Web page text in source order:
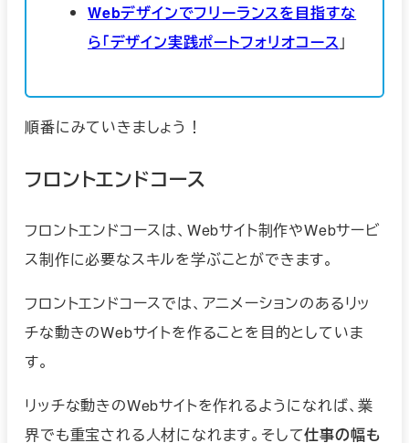
Webデザインでフリーランスを目指すな
ら「デザイン実践ポートフォリオコース 」
順番にみていきましょう！
フロントエンドコース
フロントエンドコースは、Webサイト制作やWebサービ
ス制作に必要なスキルを学ぶことができます。
フロントエンドコースでは、アニメーションのあるリッ
チな動きのWebサイトを作ることを目的としていま
す。
リッチな動きのWebサイトを作れるようになれば、業
界でも重宝される人材になれます。そして仕事の幅も